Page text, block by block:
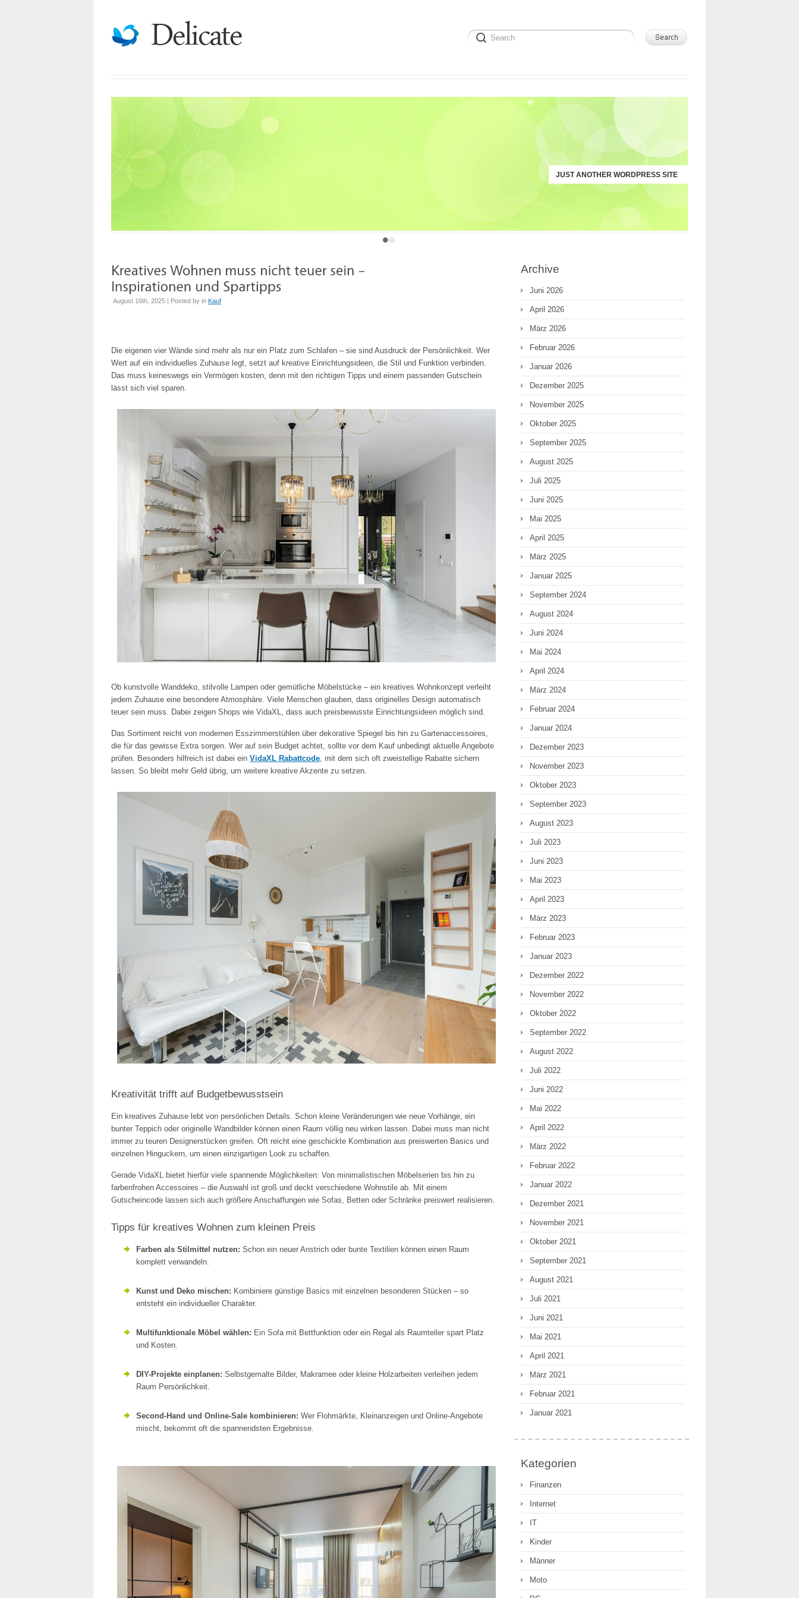
JUST ANOTHER WORDPRESS SITE
August 16th, 2025 | Posted by in Kauf
Die eigenen vier Wände sind mehr als nur ein Platz zum Schlafen – sie sind Ausdruck der Persönlichkeit. Wer
Wert auf ein individuelles Zuhause legt, setzt auf kreative Einrichtungsideen, die Stil und Funktion verbinden.
Das muss keineswegs ein Vermögen kosten, denn mit den richtigen Tipps und einem passenden Gutschein
lässt sich viel sparen.
Ob kunstvolle Wanddeko, stilvolle Lampen oder gemütliche Möbelstücke – ein kreatives Wohnkonzept verleiht
jedem Zuhause eine besondere Atmosphäre. Viele Menschen glauben, dass originelles Design automatisch
teuer sein muss. Dabei zeigen Shops wie VidaXL, dass auch preisbewusste Einrichtungsideen möglich sind.
Das Sortiment reicht von modernen Esszimmerstühlen über dekorative Spiegel bis hin zu Gartenaccessoires,
die für das gewisse Extra sorgen. Wer auf sein Budget achtet, sollte vor dem Kauf unbedingt aktuelle Angebote
prüfen. Besonders hilfreich ist dabei ein VidaXL Rabattcode , mit dem sich oft zweistellige Rabatte sichern
lassen. So bleibt mehr Geld übrig, um weitere kreative Akzente zu setzen.
Kreativität trifft auf Budgetbewusstsein
Ein kreatives Zuhause lebt von persönlichen Details. Schon kleine Veränderungen wie neue Vorhänge, ein
bunter Teppich oder originelle Wandbilder können einen Raum völlig neu wirken lassen. Dabei muss man nicht
immer zu teuren Designerstücken greifen. Oft reicht eine geschickte Kombination aus preiswerten Basics und
einzelnen Hinguckern, um einen einzigartigen Look zu schaffen.
Gerade VidaXL bietet hierfür viele spannende Möglichkeiten: Von minimalistischen Möbelserien bis hin zu
farbenfrohen Accessoires – die Auswahl ist groß und deckt verschiedene Wohnstile ab. Mit einem
Gutscheincode lassen sich auch größere Anschaffungen wie Sofas, Betten oder Schränke preiswert realisieren.
Tipps für kreatives Wohnen zum kleinen Preis
Farben als Stilmittel nutzen: Schon ein neuer Anstrich oder bunte Textilien können einen Raum
komplett verwandeln.
Kunst und Deko mischen: Kombiniere günstige Basics mit einzelnen besonderen Stücken – so
entsteht ein individueller Charakter.
Multifunktionale Möbel wählen: Ein Sofa mit Bettfunktion oder ein Regal als Raumteiler spart Platz
und Kosten.
DIY-Projekte einplanen: Selbstgemalte Bilder, Makramee oder kleine Holzarbeiten verleihen jedem
Raum Persönlichkeit.
Second-Hand und Online-Sale kombinieren: Wer Flohmärkte, Kleinanzeigen und Online-Angebote
mischt, bekommt oft die spannendsten Ergebnisse.
Archive
Juni 2026
April 2026
März 2026
Februar 2026
Januar 2026
Dezember 2025
November 2025
Oktober 2025
September 2025
August 2025
Juli 2025
Juni 2025
Mai 2025
April 2025
März 2025
Januar 2025
September 2024
August 2024
Juni 2024
Mai 2024
April 2024
März 2024
Februar 2024
Januar 2024
Dezember 2023
November 2023
Oktober 2023
September 2023
August 2023
Juli 2023
Juni 2023
Mai 2023
April 2023
März 2023
Februar 2023
Januar 2023
Dezember 2022
November 2022
Oktober 2022
September 2022
August 2022
Juli 2022
Juni 2022
Mai 2022
April 2022
März 2022
Februar 2022
Januar 2022
Dezember 2021
November 2021
Oktober 2021
September 2021
August 2021
Juli 2021
Juni 2021
Mai 2021
April 2021
März 2021
Februar 2021
Januar 2021
Kategorien
Finanzen
Internet
IT
Kinder
Männer
Moto